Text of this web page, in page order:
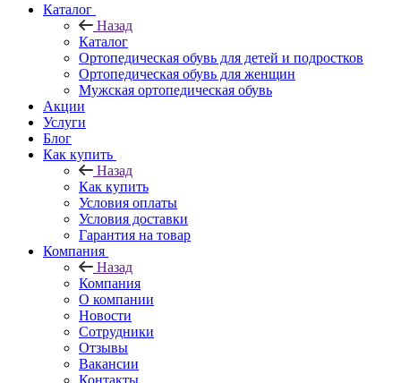
Каталог
Назад
Каталог
Ортопедическая обувь для детей и подростков
Ортопедическая обувь для женщин
Мужская ортопедическая обувь
Акции
Услуги
Блог
Как купить
Назад
Как купить
Условия оплаты
Условия доставки
Гарантия на товар
Компания
Назад
Компания
О компании
Новости
Сотрудники
Отзывы
Вакансии
Контакты